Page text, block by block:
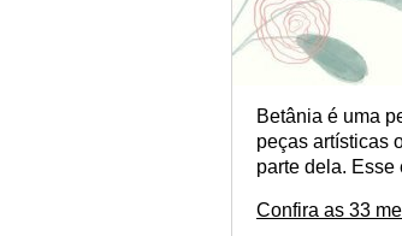
Betânia é uma
peças artísticas
parte dela. Esse
Confira as 33